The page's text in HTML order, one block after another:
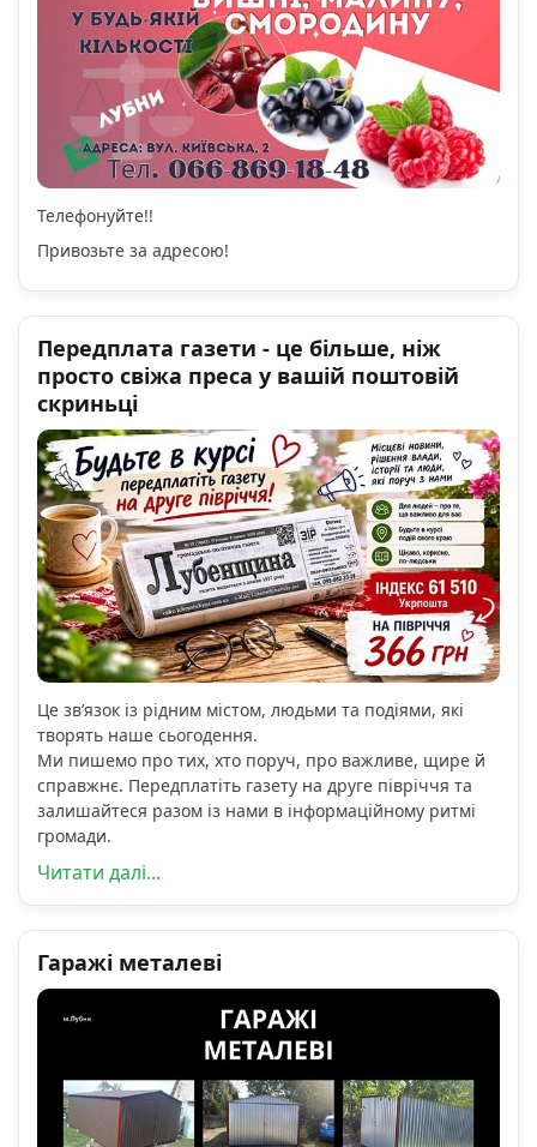
Телефонуйте!!
Привозьте за адресою!
Передплата газети - це більше, ніж
просто свіжа преса у вашій поштовій
скриньці
Це зв’язок із рідним містом, людьми та подіями, які
творять наше сьогодення.
Ми пишемо про тих, хто поруч, про важливе, щире й
справжнє. Передплатіть газету на друге півріччя та
залишайтеся разом із нами в інформаційному ритмі
громади.
Читати далі...
Гаражі металеві